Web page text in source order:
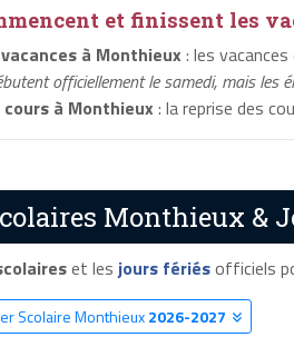
et finissent les
à Monthieux : les
officiellement le samedi, mais les
cours à Monthieux : la reprise des
Monthieux &
et les jours fériésofficiels
Scolaire Monthieux2026-2027